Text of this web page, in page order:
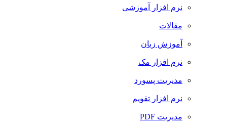
نرم افزار آموزشی
مقالات
آموزش زبان
نرم افزار مک
مدیریت پسورد
نرم افزار تقویم
مدیریت PDF